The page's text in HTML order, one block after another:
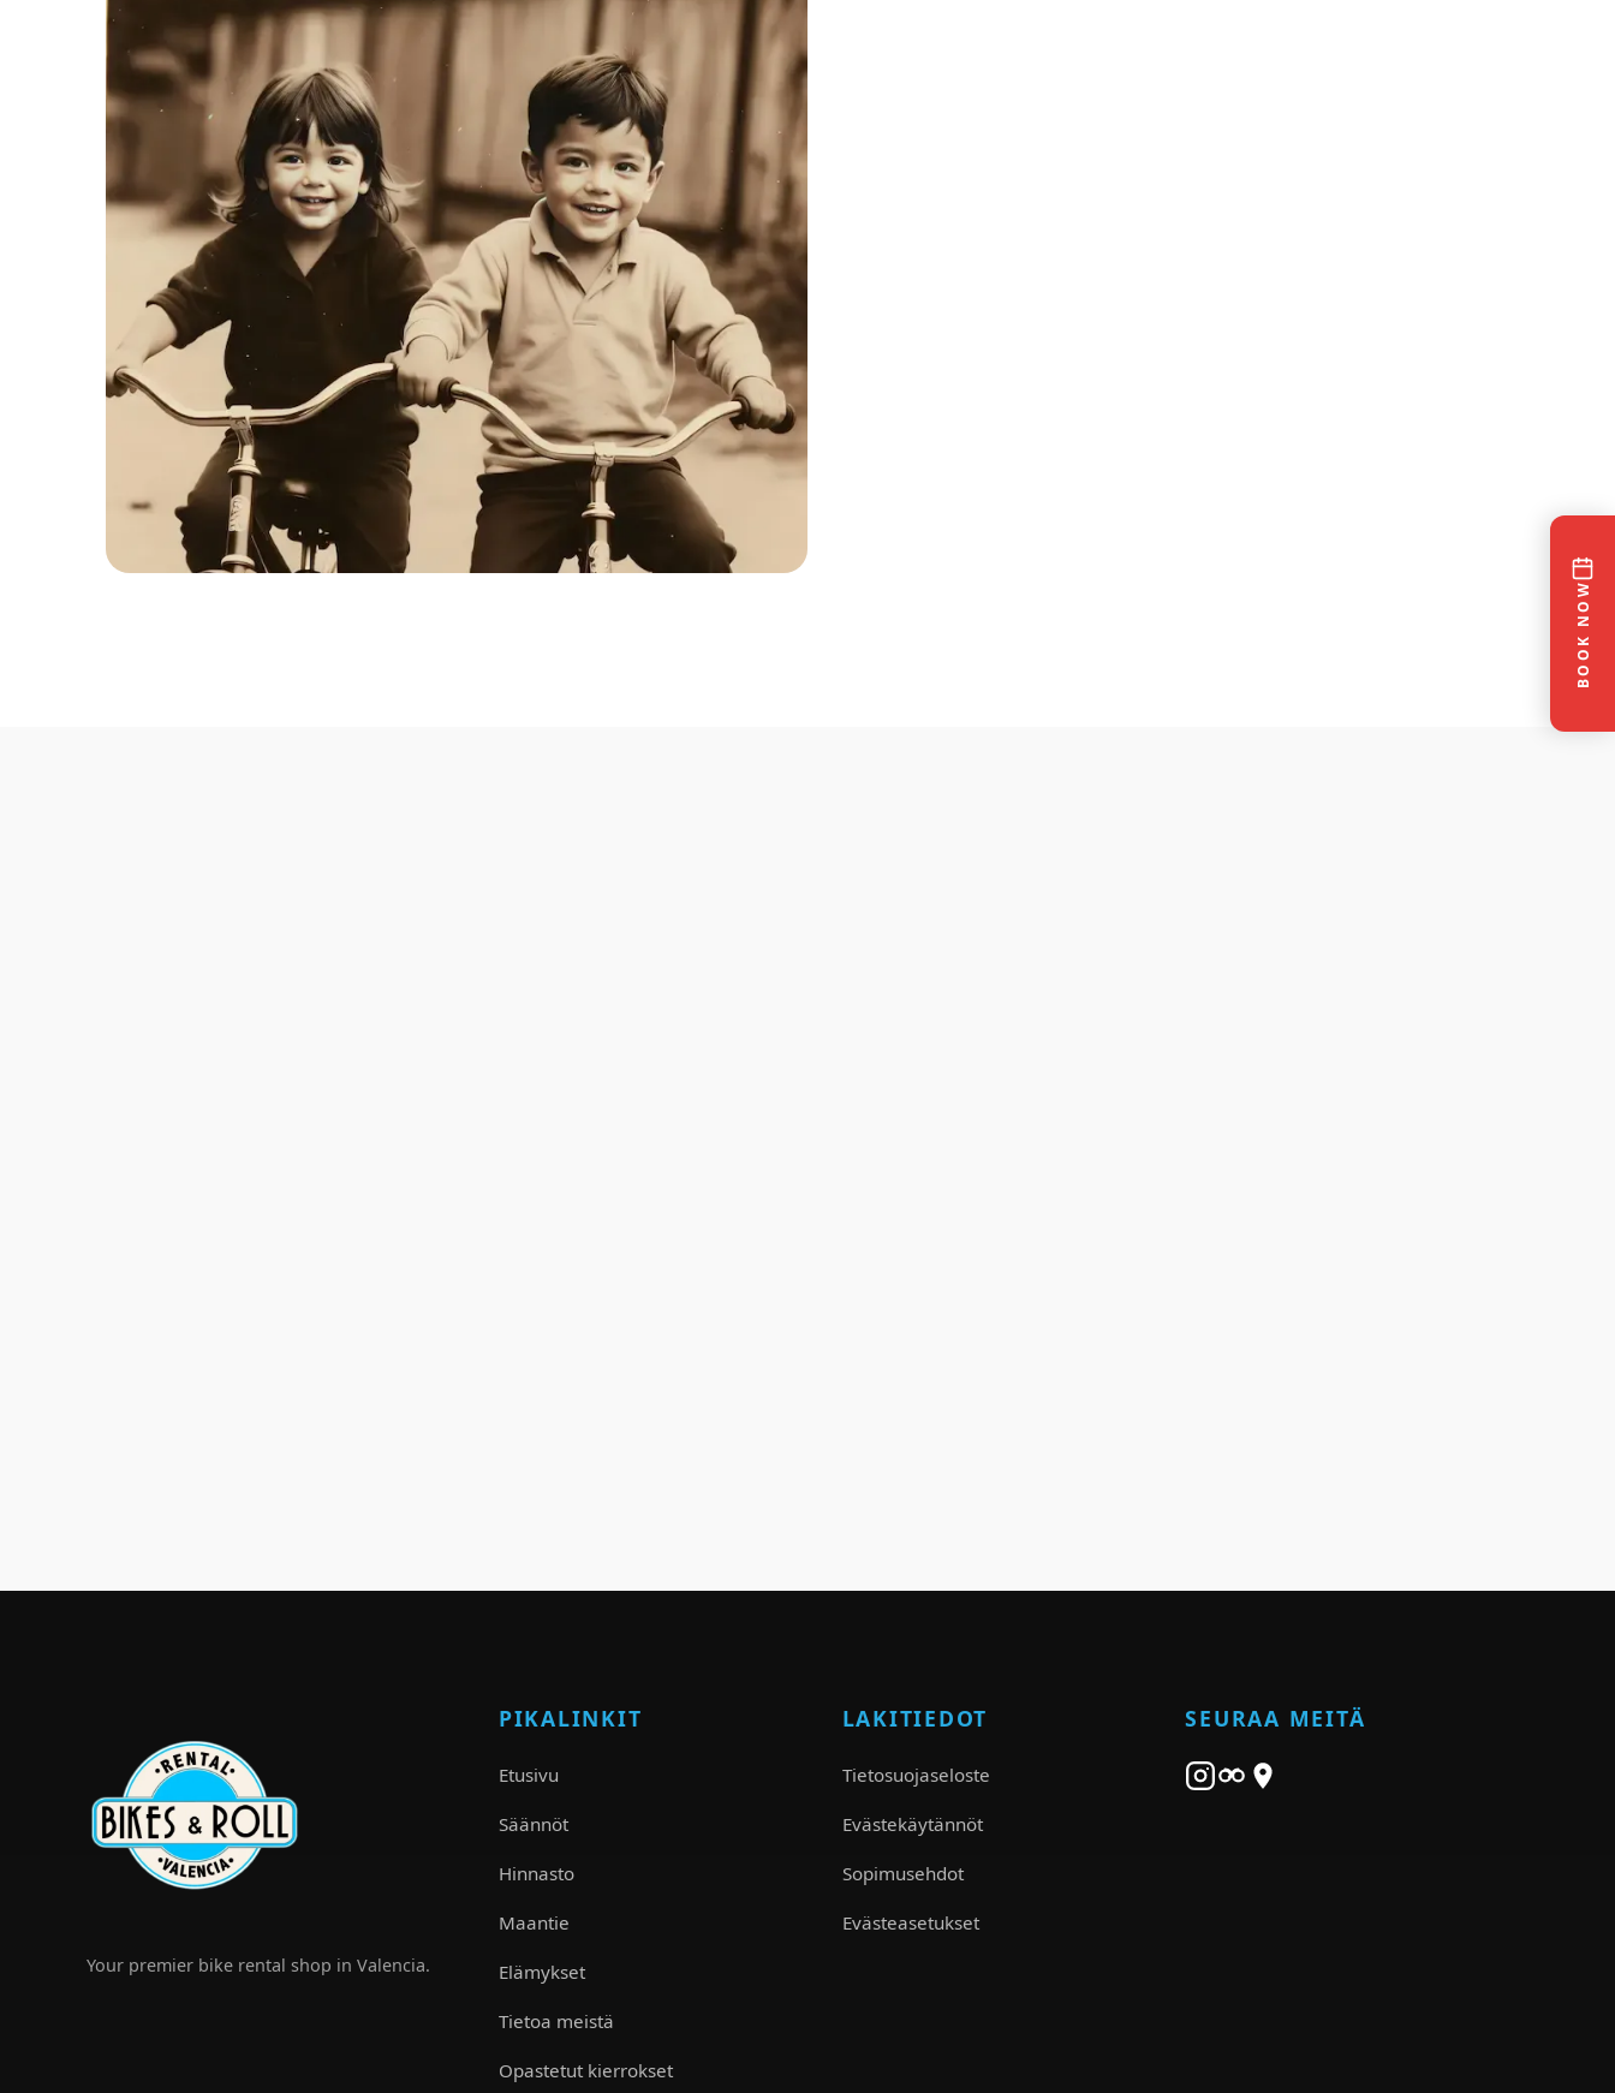
BOOK NOW
Your premier bike rental shop in Valencia.
PIKALINKIT
Etusivu
Säännöt
Hinnasto
Maantie
Elämykset
Tietoa meistä
Opastetut kierrokset
LAKITIEDOT
Tietosuojaseloste
Evästekäytännöt
Sopimusehdot
Evästeasetukset
SEURAA MEITÄ